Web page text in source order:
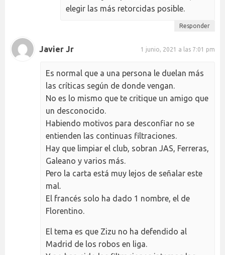
elegir las más retorcidas posible.
Responder
Javier Jr 1 junio, 2021 a las 7:01 pm
Es normal que a una persona le duelan más
las críticas según de donde vengan.
No es lo mismo que te critique un amigo que
un desconocido.
Habiendo motivos para desconfiar no se
entienden las continuas filtraciones.
Hay que limpiar el club, sobran JAS, Ferreras,
Galeano y varios más.
Pero la carta está muy lejos de señalar este
mal.
El francés solo ha dado 1 nombre, el de
Florentino.
El tema es que Zizu no ha defendido al
Madrid de los robos en liga.